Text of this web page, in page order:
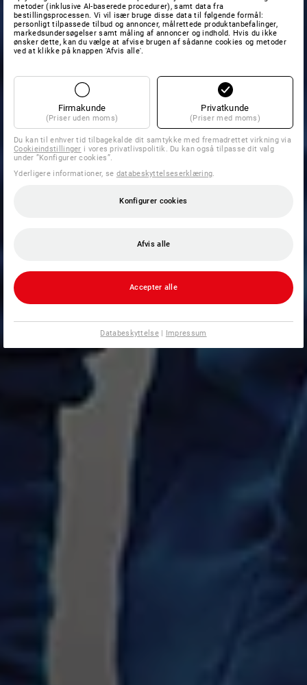
metoder (inklusive AI-baserede procedurer), samt data fra
bestillingsprocessen. Vi vil især bruge disse data til følgende formål:
personligt tilpassede tilbud og annoncer, målrettede produktanbefalinger,
markedsundersøgelser samt måling af annoncer og indhold. Hvis du ikke
ønsker dette, kan du vælge at afvise brugen af sådanne cookies og metoder
ved at klikke på knappen 'Afvis alle'.
Firmakunde
(Priser uden moms)
Privatkunde
(Priser med moms)
Du kan til enhver tid tilbagekalde dit samtykke med fremadrettet virkning via
Cookieindstillinger i vores privatlivspolitik. Du kan også tilpasse dit valg
under ”Konfigurer cookies”.
Yderligere informationer, se databeskyttelseserklæring
Konfigurer cookies
Afvis alle
Accepter alle
Databeskyttelse| Impressum